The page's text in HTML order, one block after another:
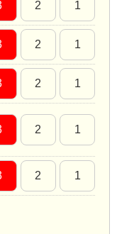
2 1
2 1
2 1
2 1
2 1